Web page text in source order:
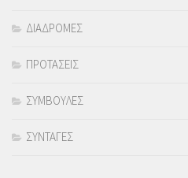
ΔΙΑΔΡΟΜΕΣ
ΠΡΟΤΑΣΕΙΣ
ΣΥΜΒΟΥΛΕΣ
ΣΥΝΤΑΓΕΣ